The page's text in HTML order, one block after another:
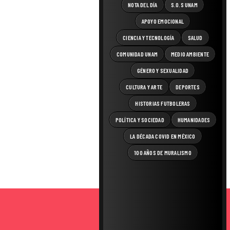
NOTA DEL DÍA S.O.S UNAM
APOYO EMOCIONAL
CIENCIA Y TECNOLOGÍA SALUD
COMUNIDAD UNAM MEDIO AMBIENTE
GÉNERO Y SEXUALIDAD
CULTURA Y ARTE DEPORTES
HISTORIAS FUTBOLERAS
POLÍTICA Y SOCIEDAD HUMANIDADES
LA DÉCADA COVID EN MÉXICO
100 AÑOS DE MURALISMO